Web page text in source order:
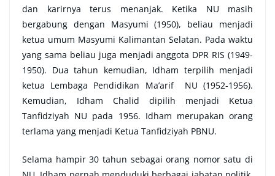
dan karirnya terus menanjak. Ketika NU masih
bergabung dengan Masyumi (1950), beliau menjadi
ketua umum Masyumi Kalimantan Selatan. Pada waktu
yang sama beliau juga menjadi anggota DPR RIS (1949-
1950). Dua tahun kemudian, Idham terpilih menjadi
ketua Lembaga Pendidikan Ma’arif NU (1952-1956).
Kemudian, Idham Chalid dipilih menjadi Ketua
Tanfidziyah NU pada 1956. Idham merupakan orang
terlama yang menjadi Ketua Tanfidziyah PBNU.
Selama hampir 30 tahun sebagai orang nomor satu di